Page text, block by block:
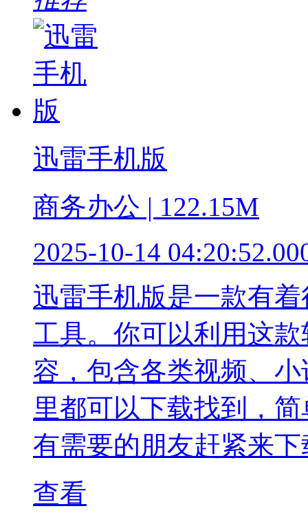
迅雷手机版
商务办公 | 122.15M
2025-10-14
迅雷手机版是一款有
工具。你可以利用这
容，包含各类视频、
里都可以下载找到，
有需要的朋友赶紧来
查看